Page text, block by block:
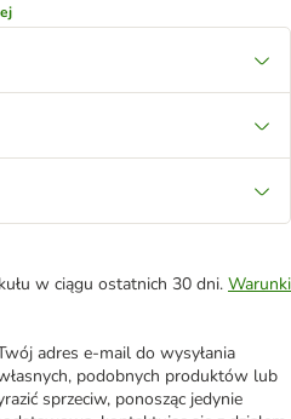
w ciągu ostatnich 30 dni. Warunki
adres e-mail do wysyłania
podobnych produktów lub
sprzeciw, ponosząc jedynie